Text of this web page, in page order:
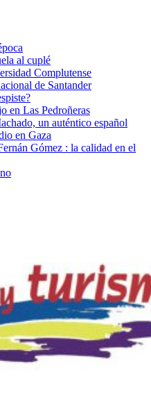
al cuplé
Complutense
de Santander
en Las Pedroñeras
un auténtico español
en Gaza
Gómez : la calidad en el